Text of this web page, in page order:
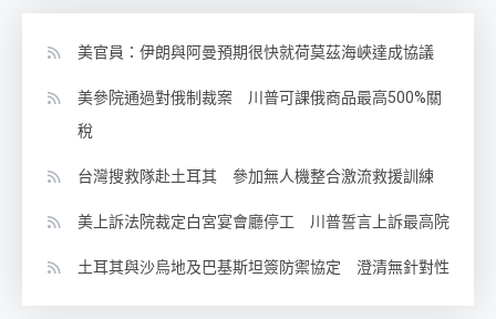
美官員：伊朗與阿曼預期很快就荷莫茲海峽達成協議
美參院通過對俄制裁案 川普可課俄商品最高500%關
稅
台灣搜救隊赴土耳其 參加無人機整合激流救援訓練
美上訴法院裁定白宮宴會廳停工 川普誓言上訴最高院
土耳其與沙烏地及巴基斯坦簽防禦協定 澄清無針對性